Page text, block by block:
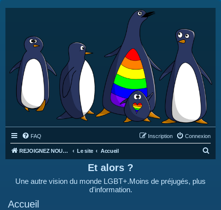
FAQ Connexion
Inscription
REJOIGNEZ NOUS SUR DISCORD : https://discord.gg/4C2Bvub Le site Accueil
Et alors ?
Une autre vision du monde LGBT+.Moins de préjugés, plus
d'information.
Accueil